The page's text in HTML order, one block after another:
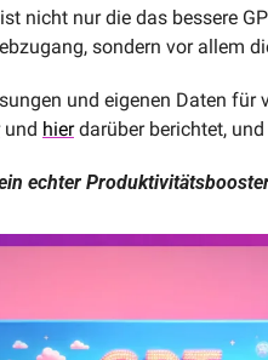
nicht nur die das bessere
sondern vor allem
und eigenen Daten für
und hier darüber berichtet, und
echter